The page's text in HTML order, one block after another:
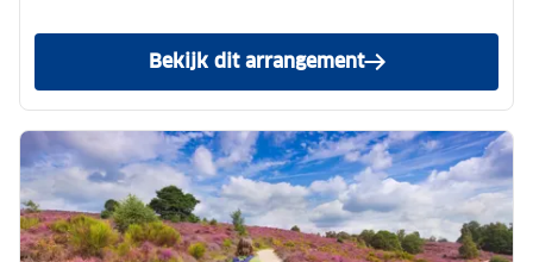
Bekijk dit arrangement